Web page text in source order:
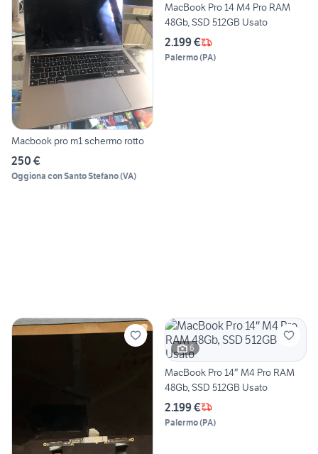
Macbook pro m1 schermo rotto
250 €
Oggiona con Santo Stefano(VA)
MacBook Pro 14 M4 Pro RAM
48Gb, SSD 512GB Usato
2.199 €
Palermo(PA)
6
MacBook Pro 14″ M4 Pro RAM
48Gb, SSD 512GB Usato
2.199 €
Palermo(PA)